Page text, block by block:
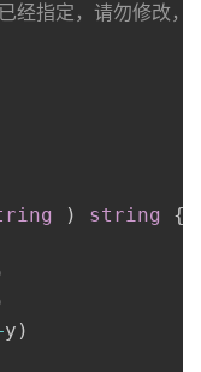
指定，请勿修改，
) string
{
y )